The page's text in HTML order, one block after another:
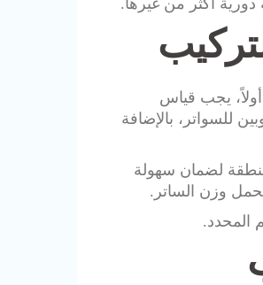
يجب قياس
للسواتر، بالإضافة
لضمان سهولة
وزن الساتر.
المحدد.